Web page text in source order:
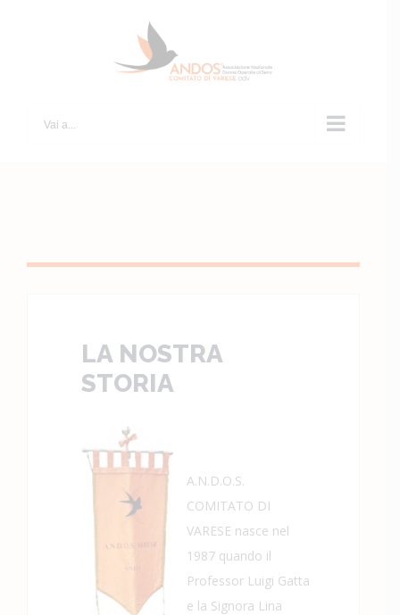
Vai a...
LA NOSTRA
STORIA
A.N.D.O.S.
COMITATO DI
VARESE nasce nel
1987 quando il
Professor Luigi Gatta
e la Signora Lina